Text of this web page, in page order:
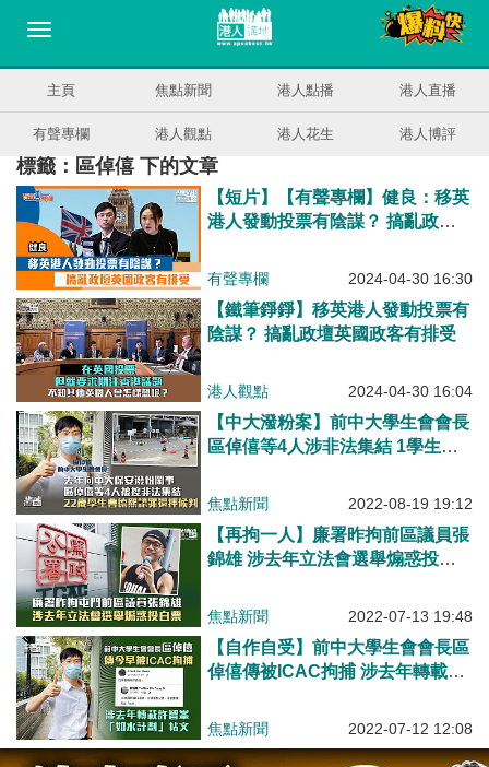
主頁 焦點新聞 港人點播 港人直播
有聲專欄 港人觀點 港人花生 港人博評
標籤：區倬僖 下的文章
【短片】【有聲專欄】健良：移英
港人發動投票有陰謀？ 搞亂政壇
有聲專欄 2024-04-30 16:30
【鐵筆錚錚】移英港人發動投票有
陰謀？ 搞亂政壇英國政客有排受
港人觀點 2024-04-30 16:04
【中大潑粉案】前中大學生會會長
區倬僖等4人涉非法集結 1學生認
焦點新聞 2022-08-19 19:12
【再拘一人】廉署昨拘前區議員張
錦雄 涉去年立法會選舉煽惑投白
焦點新聞 2022-07-13 19:48
【自作自受】前中大學生會會長區
倬僖傳被ICAC拘捕 涉去年轉載許
焦點新聞 2022-07-12 12:08